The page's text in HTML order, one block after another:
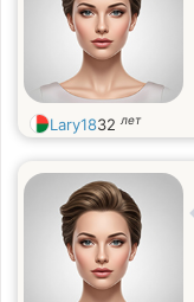
Lary1832 лет